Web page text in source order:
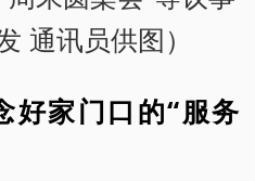
通讯员供图）
好家门口的“服务